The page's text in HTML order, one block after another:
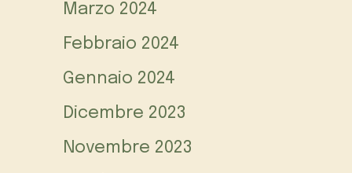
Marzo 2024
Febbraio 2024
Gennaio 2024
Dicembre 2023
Novembre 2023